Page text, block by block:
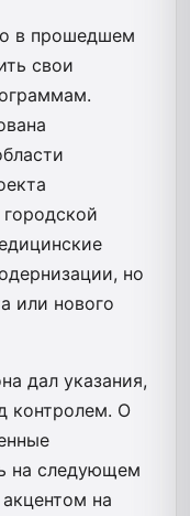
в прошедшем
свои
но
или нового
дал указания,
контролем. О
на следующем
на